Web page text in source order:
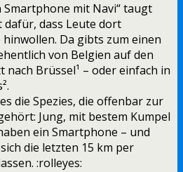
Smartphone mit Navi“ taugt
dafür, dass Leute dort
Da gibts zum einen
von Belgien auf den
Brüssel¹ – oder einfach in
die Spezies, die offenbar zur
Jung, mit bestem Kumpel
ein Smartphone – und
die letzten 15 km per
:rolleyes: